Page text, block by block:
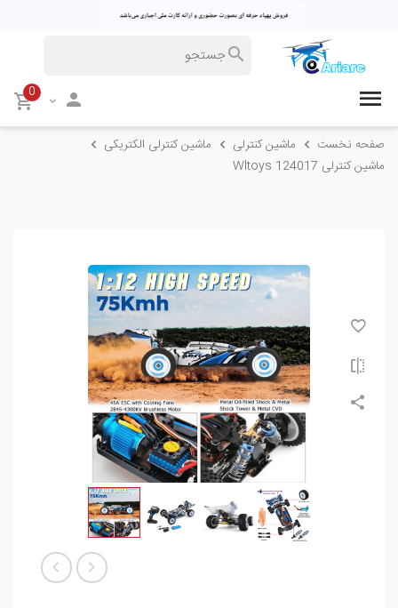
0
صفحه نخست ماشین کنترلی
ماشین کنترلی الکتریکی
ماشین کنترلی Wltoys 124017